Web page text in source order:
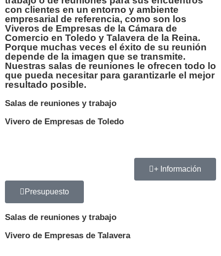
con clientes en un entorno y ambiente
empresarial de referencia, como son los
Viveros de Empresas de la Cámara de
Comercio en Toledo y Talavera de la Reina.
Porque muchas veces el éxito de su reunión
depende de la imagen que se transmite.
Nuestras salas de reuniones le ofrecen todo lo
que pueda necesitar para garantizarle el mejor
resultado posible.
Salas de reuniones y trabajo
Vivero de Empresas de Toledo
+ Información
Presupuesto
Salas de reuniones y trabajo
Vivero de Empresas de Talavera